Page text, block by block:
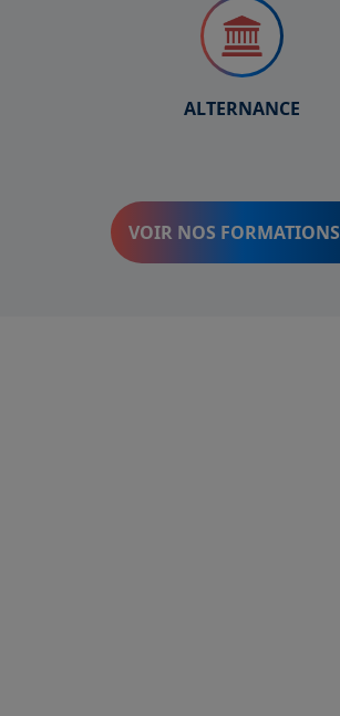
ALTERNANCE
VOIR NOS FORMATIONS